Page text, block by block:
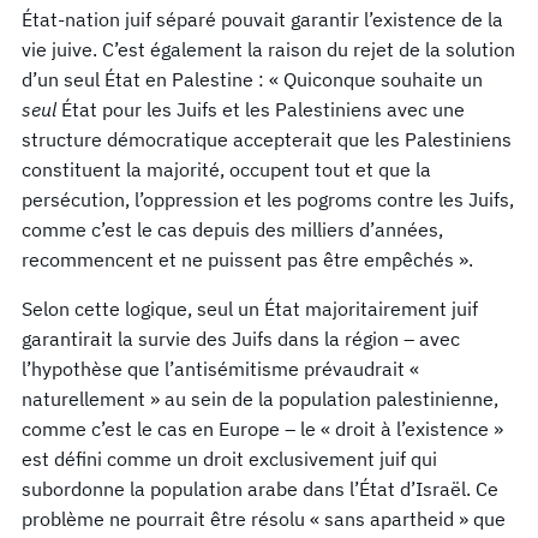
État-nation juif séparé pouvait garantir l’existence de la
vie juive. C’est également la raison du rejet de la solution
d’un seul État en Palestine : « Quiconque souhaite un
seul État pour les Juifs et les Palestiniens avec une
structure démocratique accepterait que les Palestiniens
constituent la majorité, occupent tout et que la
persécution, l’oppression et les pogroms contre les Juifs,
comme c’est le cas depuis des milliers d’années,
recommencent et ne puissent pas être empêchés ».
Selon cette logique, seul un État majoritairement juif
garantirait la survie des Juifs dans la région – avec
l’hypothèse que l’antisémitisme prévaudrait «
naturellement » au sein de la population palestinienne,
comme c’est le cas en Europe – le « droit à l’existence »
est défini comme un droit exclusivement juif qui
subordonne la population arabe dans l’État d’Israël. Ce
problème ne pourrait être résolu « sans apartheid » que